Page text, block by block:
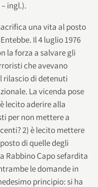
ingl.).
una vita al posto
Il 4 luglio 1976
la forza a salvare gli
che avevano
rilascio di detenuti
La vicenda pose
lecito aderire alla
per non mettere a
2) è lecito mettere
di quelle degli
Rabbino Capo sefardita
le domande in
principio: si ha